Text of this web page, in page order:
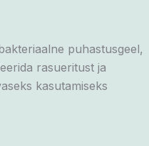
puhastusgeel,
rasueritust ja
kasutamiseks